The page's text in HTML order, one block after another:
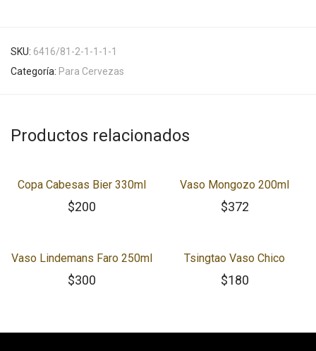
SKU: 6416/81-2-1-1-1-1
Categoría: Para Cervezas
Productos relacionados
Copa Cabesas Bier 330ml
$200
Vaso Mongozo 200ml
$372
Vaso Lindemans Faro 250ml
$300
Tsingtao Vaso Chico
$180